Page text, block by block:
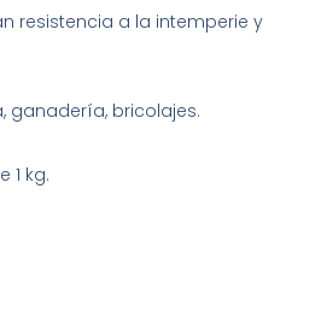
resistencia a la intemperie y
ganadería, bricolajes.
1 kg.